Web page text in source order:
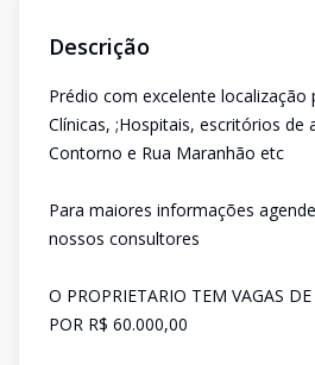
Descrição
Prédio com excelente
Clínicas, ;Hospitais, escritórios de
Contorno e Rua Maranhão etc
Para maiores informações
nossos consultores
O PROPRIETARIO TEM VAGAS
POR R$ 60.000,00